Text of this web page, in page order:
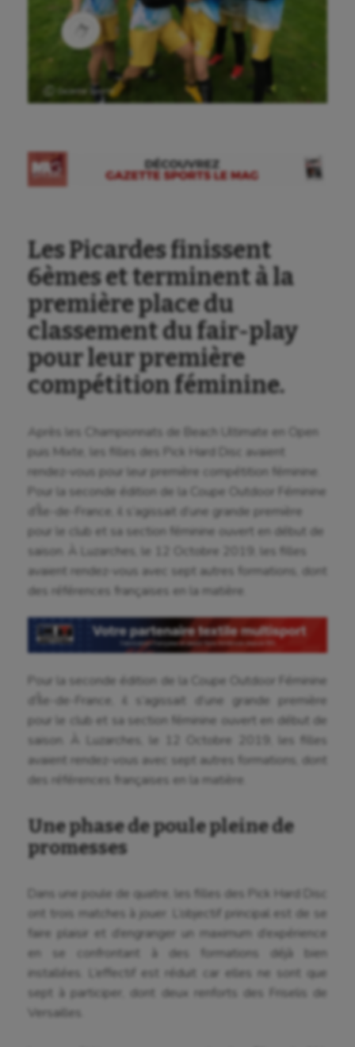
Ⓒ Gazette Sports
Les Picardes finissent
6èmes et terminent à la
première place du
classement du fair-play
pour leur première
compétition féminine.
Après les Championnats de Beach Ultimate en Open
puis Mixte, les filles des Pick Hard Disc avaient
rendez-vous pour leur première compétition féminine.
Pour la seconde édition de la Coupe Outdoor Féminine
d’Île-de-France, il s’agissait d’une grande première
pour le club et sa section féminine ouvert en début de
saison. À Luzarches, le 12 Octobre 2019, les filles
avaient rendez-vous avec sept autres formations, dont
des références françaises en la matière.
Pour la seconde édition de la Coupe Outdoor Féminine
d’Île-de-France, il s’agissait d’une grande première
pour le club et sa section féminine ouvert en début de
saison. À Luzarches, le 12 Octobre 2019, les filles
avaient rendez-vous avec sept autres formations, dont
des références françaises en la matière.
Une phase de poule pleine de
promesses
Dans une poule de quatre, les filles des Pick Hard Disc
ont trois matches à jouer. L’objectif principal est de se
faire plaisir et d’engranger un maximum d’expérience
en se confrontant à des formations déjà bien
installées. L’effectif est réduit car elles ne sont que
sept à participer, dont deux renforts des Friselis de
Versailles.